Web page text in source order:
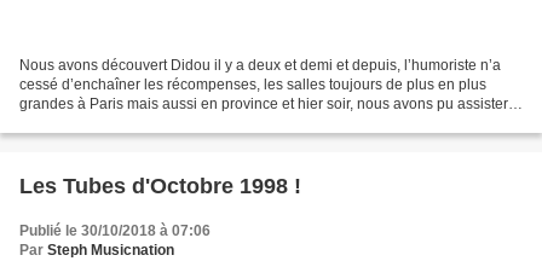
Nous avons découvert Didou il y a deux et demi et depuis, l’humoriste n’a
cessé d’enchaîner les récompenses, les salles toujours de plus en plus
grandes à Paris mais aussi en province et hier soir, nous avons pu assister à
Les Tubes d'Octobre 1998 !
Publié le 30/10/2018 à 07:06
Par Steph Musicnation